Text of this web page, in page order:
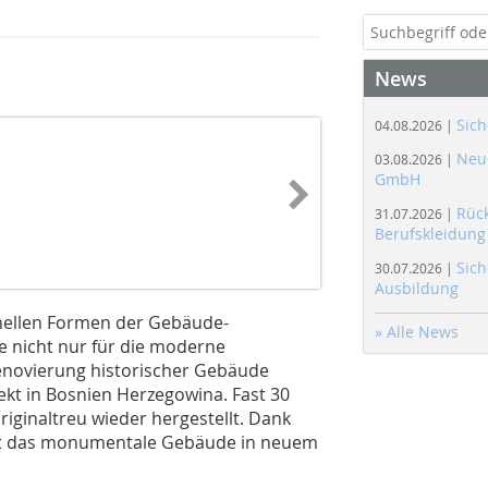
Formen der Gebäude-
nicht nur für die moderne
historischer Gebäude
in Bosnien Herzegowina. Fast 30
wieder hergestellt. Dank
monumentale Gebäude in neuem
News
04.08.2026 |
03.08.2026 |
GmbH
31.07.2026 |
Berufskleidung
30.07.2026 |
Ausbildung
» Alle News